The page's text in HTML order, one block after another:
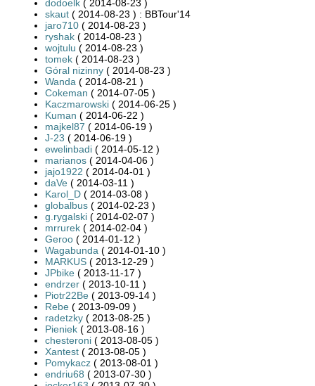
dodoelk ( 2014-08-23 )
skaut ( 2014-08-23 ) : BBTour'14
jaro710 ( 2014-08-23 )
ryshak ( 2014-08-23 )
wojtulu ( 2014-08-23 )
tomek ( 2014-08-23 )
Góral nizinny ( 2014-08-23 )
Wanda ( 2014-08-21 )
Cokeman ( 2014-07-05 )
Kaczmarowski ( 2014-06-25 )
Kuman ( 2014-06-22 )
majkel87 ( 2014-06-19 )
J-23 ( 2014-06-19 )
ewelinbadi ( 2014-05-12 )
marianos ( 2014-04-06 )
jajo1922 ( 2014-04-01 )
daVe ( 2014-03-11 )
Karol_D ( 2014-03-08 )
globalbus ( 2014-02-23 )
g.rygalski ( 2014-02-07 )
mrrurek ( 2014-02-04 )
Geroo ( 2014-01-12 )
Wagabunda ( 2014-01-10 )
MARKUS ( 2013-12-29 )
JPbike ( 2013-11-17 )
endrzer ( 2013-10-11 )
Piotr22Be ( 2013-09-14 )
Rebe ( 2013-09-09 )
radetzky ( 2013-08-25 )
Pieniek ( 2013-08-16 )
chesteroni ( 2013-08-05 )
Xantest ( 2013-08-05 )
Pomykacz ( 2013-08-01 )
endriu68 ( 2013-07-30 )